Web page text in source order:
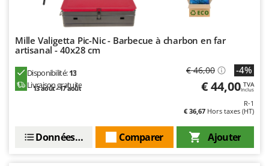
Mille Valigetta Pic-Nic - Barbecue à charbon en far
artisanal - 40x28 cm
Disponibilité:13
Livraison gratuite
13 août - 17 août
€ 46,00 -4%
€ 44,00 TVA
Inclus
R-1
€ 36,67 Hors taxes (HT)
Ajouter
Comparer
Données techniques